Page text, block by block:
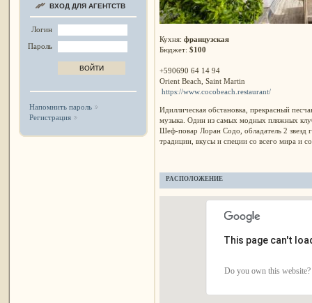
ВХОД ДЛЯ АГЕНТСТВ
Логин
Пароль
Напомнить пароль
Регистрация
Кухня: французская
Бюджет: $100
+590690 64 14 94
Orient Beach, Saint Martin
https://www.cocobeach.restaurant/
Идиллическая обстановка, прекрасный
музыка. Один из самых модных пляжных
Шеф-повар Лоран Содо, обладатель 2
традиции, вкусы и специи со всего мира и
РАСПОЛОЖЕНИЕ
This page can't
Do you own this website?